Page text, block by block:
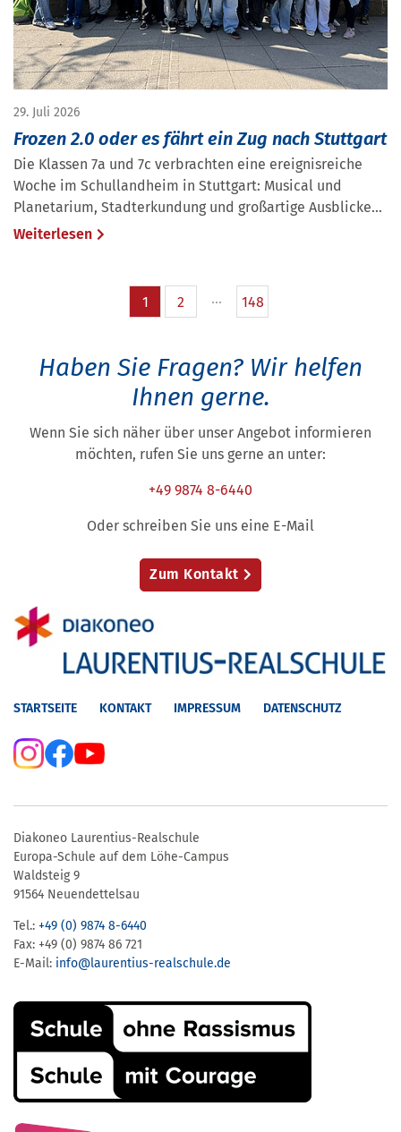
29. Juli 2026
Frozen 2.0 oder es fährt ein Zug nach Stuttgart
Die Klassen 7a und 7c verbrachten eine ereignisreiche
Woche im Schullandheim in Stuttgart: Musical und
Planetarium, Stadterkundung und großartige Ausblicke...
Weiterlesen
1 2 148
Haben Sie Fragen? Wir helfen
Ihnen gerne.
Wenn Sie sich näher über unser Angebot informieren
möchten, rufen Sie uns gerne an unter:
+49 9874 8-6440
Oder schreiben Sie uns eine E-Mail
Zum Kontakt
STARTSEITE KONTAKT IMPRESSUM DATENSCHUTZ
Diakoneo Laurentius-Realschule
Europa-Schule auf dem Löhe-Campus
Waldsteig 9
91564 Neuendettelsau
Tel.: +49 (0) 9874 8-6440
Fax: +49 (0) 9874 86 721
E-Mail: info@laurentius-realschule.de